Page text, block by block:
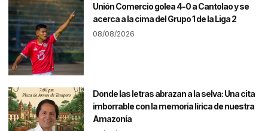
Unión Comercio golea 4-0 a Cantolao y se
acerca a la cima del Grupo 1 de la Liga 2
08/08/2026
Donde las letras abrazan a la selva: Una cita
imborrable con la memoria lírica de nuestra
Amazonía